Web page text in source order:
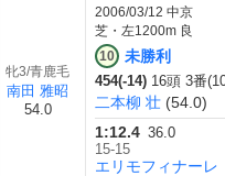
牝3/青鹿毛
南田 雅昭
54.0
2006/03/12 中京
芝・左1200m 良
10
未勝利
454(-14) 16頭 3番
二本柳 壮 (54.0)
1:12.4 36.0
15-15
エリモフィナーレ